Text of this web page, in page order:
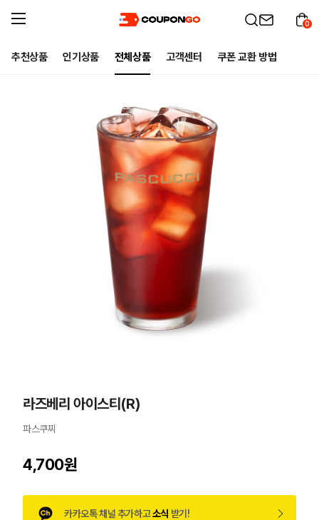
추천상품 인기상품 전체상품 고객센터 쿠폰 교환 방법
0
라즈베리 아이스티(R)
파스쿠찌
4,700원
카카오톡 채널 추가하고소식 받기!